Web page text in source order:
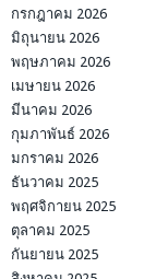
กรกฎาคม 2026
มิถุนายน 2026
พฤษภาคม 2026
เมษายน 2026
มีนาคม 2026
กุมภาพันธ์ 2026
มกราคม 2026
ธันวาคม 2025
พฤศจิกายน 2025
ตุลาคม 2025
กันยายน 2025